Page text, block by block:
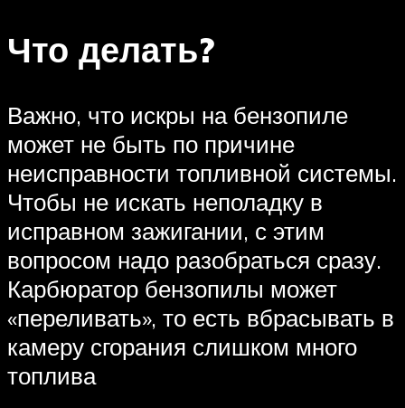
Что делать?
Важно, что искры на бензопиле
может не быть по причине
неисправности топливной системы.
Чтобы не искать неполадку в
исправном зажигании, с этим
вопросом надо разобраться сразу.
Карбюратор бензопилы может
«переливать», то есть вбрасывать в
камеру сгорания слишком много
топлива